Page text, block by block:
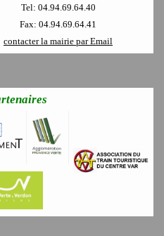
Tel: 04.94.69.64.40
Fax: 04.94.69.64.41
contacter la mairie par Email